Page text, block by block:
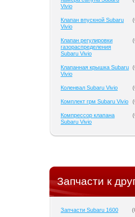
Vivio
Клапан впускной Subaru
Vivio
(
Клапан регулировки
газораспределения
Subaru Vivio
(
Клапанная крышка Subaru
Vivio
(
Коленвал Subaru Vivio (
Комплект грм Subaru Vivio (
Компрессор клапана
Subaru Vivio
(
Запчасти к
Запчасти Subaru 1600 (